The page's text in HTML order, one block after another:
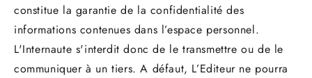
constitue la garantie de la confidentialité des
informations contenues dans l’espace personnel.
L'Internaute s'interdit donc de le transmettre ou de le
communiquer à un tiers. A défaut, L’Editeur ne pourra